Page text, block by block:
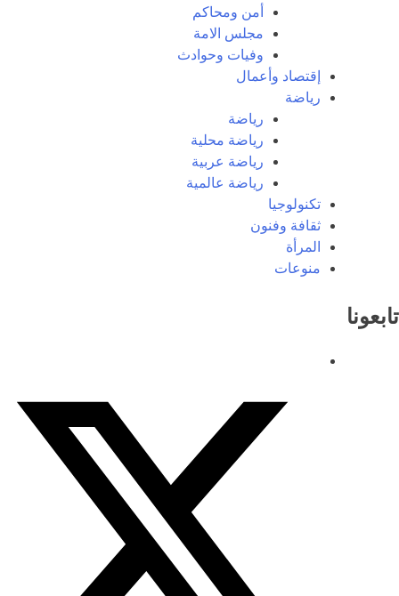
أمن ومحاكم
مجلس الامة
وفيات وحوادث
إقتصاد وأعمال
رياضة
رياضة
رياضة محلية
رياضة عربية
رياضة عالمية
تكنولوجيا
ثقافة وفنون
المرأة
منوعات
تابعونا